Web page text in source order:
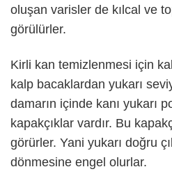
oluşan varisler de kılcal ve
görülürler.
Kirli kan temizlenmesi için
kalp bacaklardan yukarı
damarın içinde kanı yukarı
kapakçıklar vardır. Bu
görürler. Yani yukarı doğru
dönmesine engel olurlar.